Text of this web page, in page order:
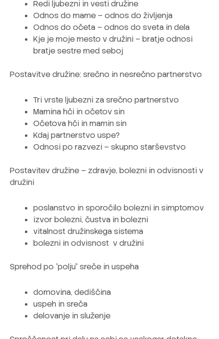
Redi ljubezni in vesti družine
Odnos do mame – odnos do življenja
Odnos do očeta – odnos do sveta in dela
Kje je moje mesto v družini – bratje odnosi
bratje sestre med seboj
Postavitve družine: srečno in nesrečno partnerstvo
Tri vrste ljubezni za srečno partnerstvo
Mamina hči in očetov sin
Očetova hči in mamin sin
Kdaj partnerstvo uspe?
Odnosi po razvezi – skupno starševstvo
Postavitev družine – zdravje, bolezni in odvisnosti v
družini
poslanstvo in sporočilo bolezni in simptomov
izvor bolezni, čustva in bolezni
vitalnost družinskega sistema
bolezni in odvisnost v družini
Sprehod po “polju” sreče in uspeha
domovina, dediščina
uspeh in sreča
delovanje in služenje